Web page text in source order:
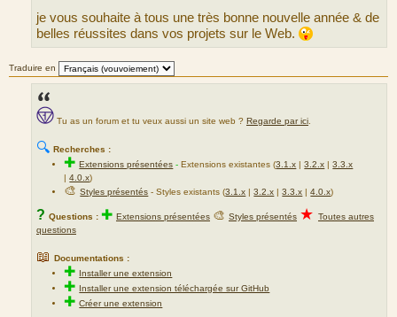
je vous souhaite à tous une très bonne nouvelle année & de
belles réussites dans vos projets sur le Web.
Traduire en
Tu as un forum et tu veux aussi un site web ? Regarde par ici.
🔍 Recherches :
✚Extensions présentées -Extensions existantes (3.1.x |3.2.x |3.3.x
|4.0.x)
🎨Styles présentés - Styles existants (3.1.x |3.2.x |3.3.x |4.0.x)
? Questions : ✚ Extensions présentées 🎨 Styles présentés ★ Toutes autres
questions
📖 Documentations :
✚ Installer une extension
✚ Installer une extension téléchargée sur GitHub
✚Créer une extension